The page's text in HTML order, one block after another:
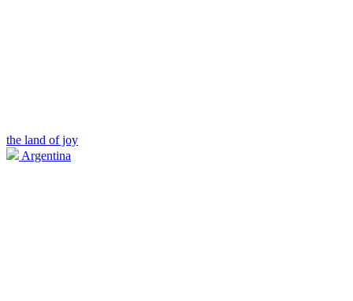
the land of joy
Argentina